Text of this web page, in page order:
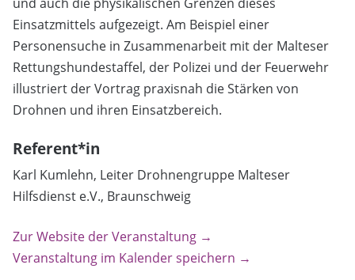
Einsatzmittels aufgezeigt. Am Beispiel einer
Personensuche in Zusammenarbeit mit der Malteser
Rettungshundestaffel, der Polizei und der Feuerwehr
illustriert der Vortrag praxisnah die Stärken von
Drohnen und ihren Einsatzbereich.
Referent*in
Karl Kumlehn, Leiter Drohnengruppe Malteser
Hilfsdienst e.V., Braunschweig
Zur Website der Veranstaltung →
Veranstaltung im Kalender speichern →